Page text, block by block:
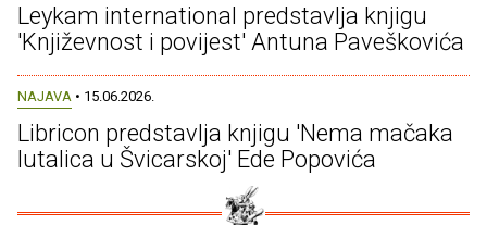
Leykam international predstavlja knjigu
'Književnost i povijest' Antuna Paveškovića
NAJAVA • 15.06.2026.
Libricon predstavlja knjigu 'Nema mačaka
lutalica u Švicarskoj' Ede Popovića